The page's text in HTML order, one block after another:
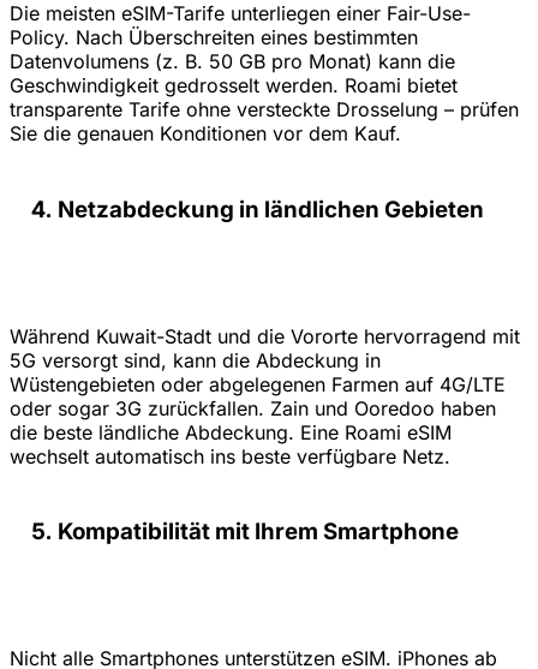
Die meisten eSIM-Tarife unterliegen einer Fair-Use-
Policy. Nach Überschreiten eines bestimmten
Datenvolumens (z. B. 50 GB pro Monat) kann die
Geschwindigkeit gedrosselt werden. Roami bietet
transparente Tarife ohne versteckte Drosselung – prüfen
Sie die genauen Konditionen vor dem Kauf.
Netzabdeckung in ländlichen Gebieten
Während Kuwait-Stadt und die Vororte hervorragend mit
5G versorgt sind, kann die Abdeckung in
Wüstengebieten oder abgelegenen Farmen auf 4G/LTE
oder sogar 3G zurückfallen. Zain und Ooredoo haben
die beste ländliche Abdeckung. Eine Roami eSIM
wechselt automatisch ins beste verfügbare Netz.
Kompatibilität mit Ihrem Smartphone
Nicht alle Smartphones unterstützen eSIM. iPhones ab